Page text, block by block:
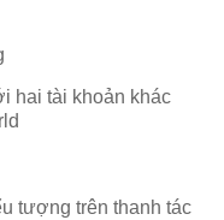
hai tài khoản khác
tượng trên thanh tác